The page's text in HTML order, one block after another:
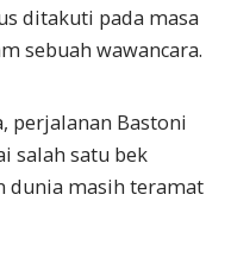
ditakuti pada masa
sebuah wawancara.
perjalanan Bastoni
salah satu bek
dunia masih teramat